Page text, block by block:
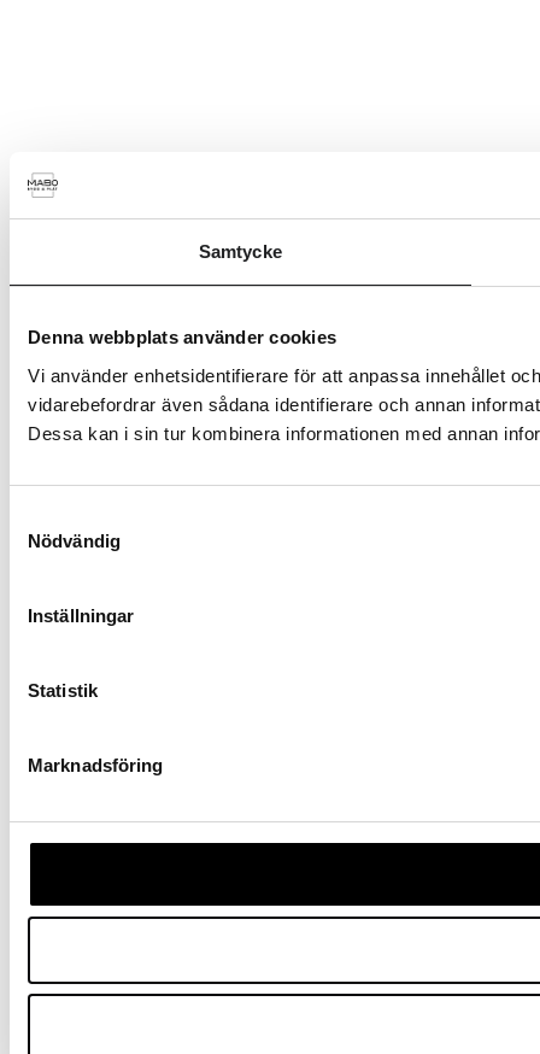
Samtycke
Denna webbplats använder cookies
Vi använder enhetsidentifierare för att anpassa innehållet
vidarebefordrar även sådana identifierare och annan
Dessa kan i sin tur kombinera informationen med annan
Nödvändig
Inställningar
Statistik
Marknadsföring